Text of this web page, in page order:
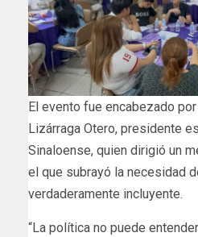
El evento fue encabezado
Lizárraga Otero, presidente
Sinaloense, quien dirigió un
el que subrayó la necesidad
verdaderamente incluyente.
“La política no puede